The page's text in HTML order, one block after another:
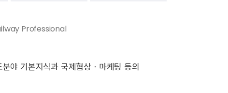
Professional
야 기본지식과 국제협상ㆍ마케팅 등의